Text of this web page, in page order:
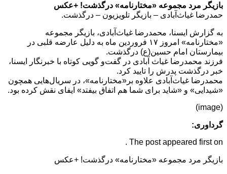
بازیگر مرد مجموعه‌ «مختارنامه» درگذشت! +عکس
حمدرضا غیاث‌آبادی – بازیگر تلویزیون – درگذشت.
به گزارش ایسنا، محمدرضا غیاث‌آبادی، بازیگر مجموعه‌
«مختارنامه» امروز ۱۷ فروردین ماه به دلیل عارضه‌ قلبی در
بیمارستان امام حسین(ع) درگذشت.
فرزند محمدرضا غیاث آبادی در گفت‌و گویی کوتاه با خبرنگار ایسنا،
خبر درگذشت پدرش را تایید کرد.
محمدرضا غیاث‌آبادی علاوه بر«مختارنامه»، در سریال‌هایی همچون
«شیدایی» و «شاید برای شما هم اتفاق بیفتد» ایفای نقش کرده بود.
(image)
گرداوری:
The post appeared first on .
بازیگر مرد مجموعه‌ «مختارنامه» درگذشت! +عکس